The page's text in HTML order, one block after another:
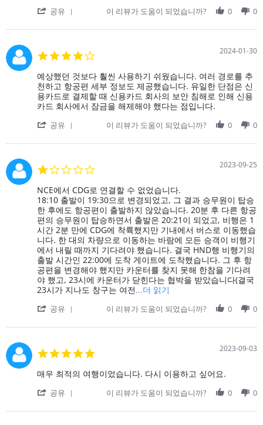
습
니
로
가
는
서
정
중
한
May
에
탑
수
속
이
어
려
웠
어
요.
기
계
공유
Review
on
10
2024
이 리뷰가 도움이 되었습니까? 0 0
rating
2024-01-30
Review
by
on
30
2024
review
stating
예
상
던
보
훨
씬
사
용
하
기
쉬
웠
습
니
다.
예상했던 것보다 훨씬 사용하기 쉬웠습니다. 여러 경로를 추
천하고 항공편 세부 정보도 제공했습니다. 유일한 단점은 신
용카드로 결제할 때 신용카드 회사의 보안 침해로 인해 신용
카드 회사에서 잠금을 해제해야 했다는 점입니다.
공유
Review
on
30
2024
이 리뷰가 도움이 되었습니까? 0 0
rating
2023-09-25
Review
by
on
25
Sep
2023
review
stating
NCE
에
서
CDG
로
연
결
할
수
었
니
NCE에서 CDG로 연결할 수 없었습니다.
18:10 출발이 19:30으로 변경되었고, 그 결과 승무원이 탑승
한 후에도 항공편이 출발하지 않았습니다. 20분 후 다른 항공
편의 승무원이 탑승하면서 출발은 20:21이 되었고, 비행은 1
시간 2분 만에 CDG에 착륙했지만 기내에서 버스로 이동했습
니다. 한 대의 차량으로 이동하는 바람에 모든 승객이 비행기
에서 내릴 때까지 기다려야 했습니다. 결국 HND행 비행기의
출발 시간인 22:00에 도착 게이트에 도착했습니다. 그 후 항
공편을 변경해야 했지만 카운터를 찾지 못해 한참을 기다려
야 했고, 23시에 카운터가 닫힌다는 협박을 받았습니다(결국
23시가 지나도 창구는 여전...더 읽기
about
stating
CDG
로
연
결
할
공유
Review
on
25
2023
이 리뷰가 도움이 되었습니까? 0 0
rating
2023-09-03
Review
on
Sep
review
매
최
매우 최적의 여행이었습니다. 다시 이용하고 싶어요.
공유
Review
이 리뷰가 도움이 되었습니까? 0 0